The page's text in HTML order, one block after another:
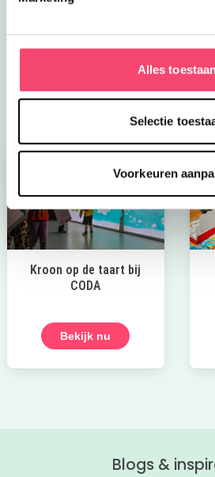
Alles
Selectie
Voorkeuren
Naar de zomertips
Kroon op de taart bij
CODA
Bekijk nu
Blogs &